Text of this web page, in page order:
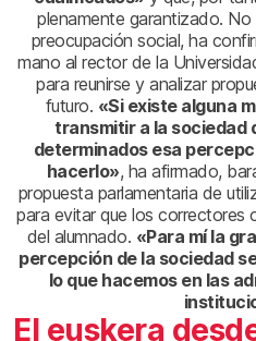
plenamente garantizado. No
preocupación social, ha
mano al rector de la
para reunirse y analizar
futuro. «Si existe alguna
transmitir a la sociedad
determinados esa
hacerlo», ha afirmado,
propuesta parlamentaria de
para evitar que los
del alumnado. «Para mí la
percepción de la sociedad
lo que hacemos en las
El euskera